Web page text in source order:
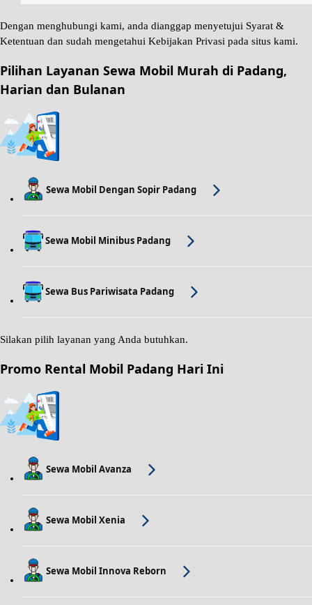
Dengan menghubungi kami, anda dianggap menyetujui Syarat &
Ketentuan dan sudah mengetahui Kebijakan Privasi pada situs kami.
Pilihan Layanan Sewa Mobil Murah di Padang,
Harian dan Bulanan
Sewa Mobil Dengan Sopir Padang
Sewa Mobil Minibus Padang
Sewa Bus Pariwisata Padang
Silakan pilih layanan yang Anda butuhkan.
Promo Rental Mobil Padang Hari Ini
Sewa Mobil Avanza
Sewa Mobil Xenia
Sewa Mobil Innova Reborn